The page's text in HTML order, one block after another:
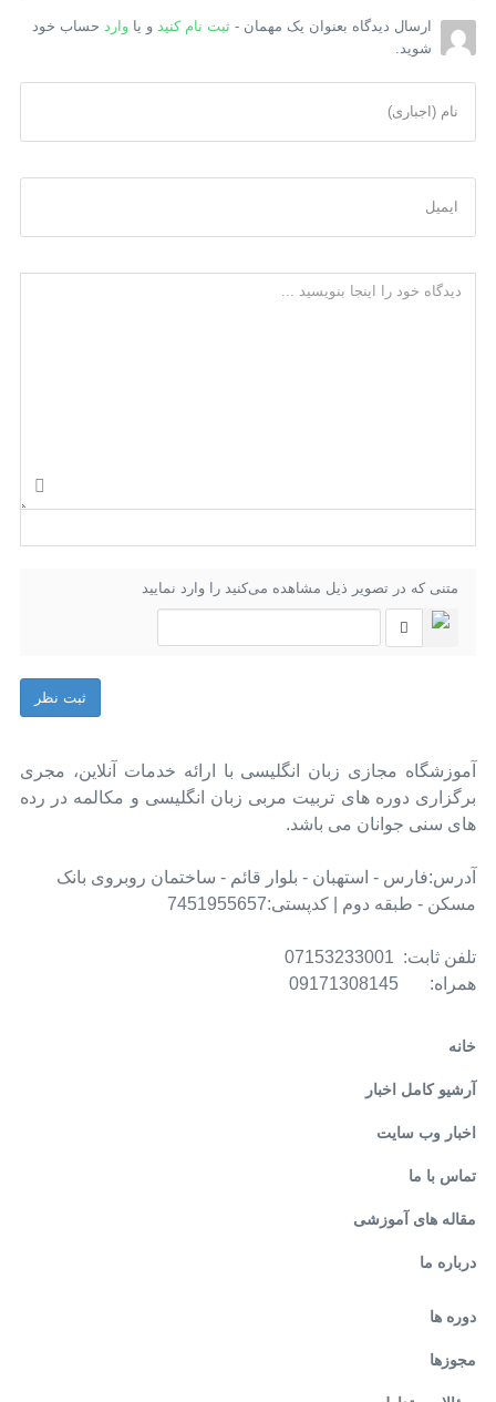
ارسال دیدگاه بعنوان یک مهمان - ثبت نام کنید و یا وارد حساب خود
شوید.
نام (اجباری)
ایمیل
متنی که در تصویر ذیل مشاهده می‌کنید را وارد نمایید
ثبت نظر
آموزشگاه مجازی زبان انگلیسی با ارائه خدمات آنلاین، مجری
برگزاری دوره های تربیت مربی زبان انگلیسی و مکالمه در رده
های سنی جوانان می باشد.
آدرس:فارس - استهبان - بلوار قائم - ساختمان روبروی بانک
مسکن - طبقه دوم | کدپستی:7451955657
تلفن ثابت: 07153233001
همراه: 09171308145
خانه
آرشیو کامل اخبار
اخبار وب سایت
تماس با ما
مقاله های آموزشی
درباره ما
دوره ها
مجوزها